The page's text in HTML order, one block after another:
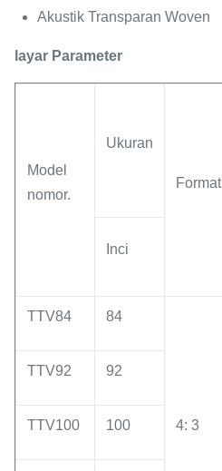
Akustik Transparan Woven
layar Parameter
Model
nomor.
Ukuran
Format
Inci
TTV84 84
4: 3
TTV92 92
TTV100 100